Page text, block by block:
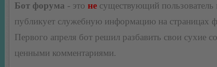
Бот форума - это не существующий пользователь
публикует служебную информацию на страницах
Первого апреля бот решил разбавить свои сухие
ценными комментариями.